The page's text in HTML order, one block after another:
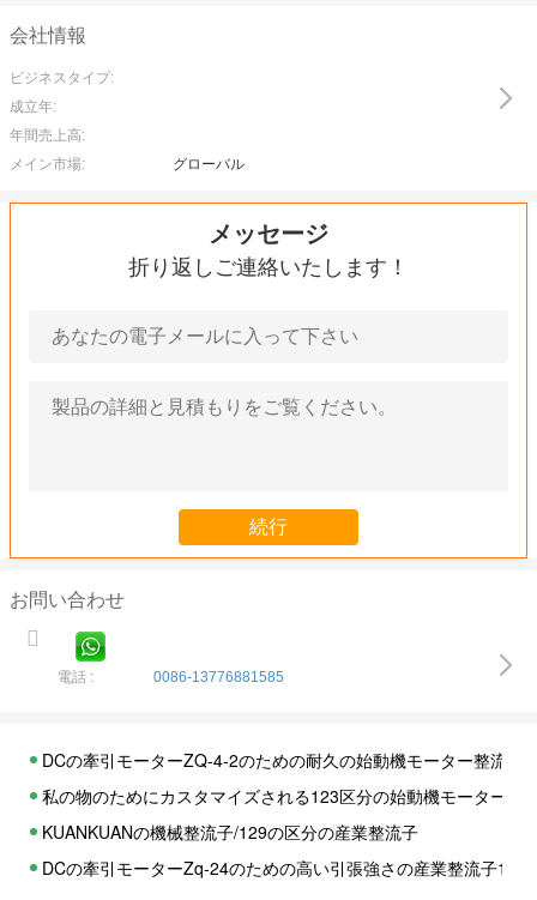
会社情報
ビジネスタイプ:
成立年:
年間売上高:
メイン市場:
グローバル
メッセージ
折り返しご連絡いたします！
お問い合わせ
電話 : 0086-13776881585
DCの牽引モーターZQ-4-2のための耐久の始動機モーター整流子
私の物のためにカスタマイズされる123区分の始動機モーター整
KUANKUANの機械整流子/129の区分の産業整流子
DCの牽引モーターZq-24のための高い引張強さの産業整流子185